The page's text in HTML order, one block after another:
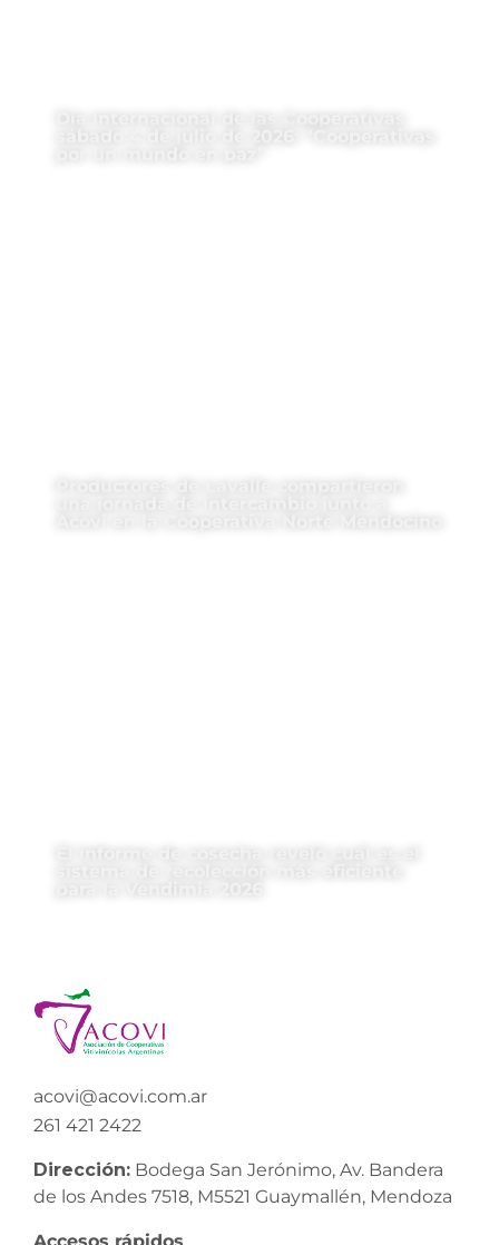
Día Internacional de las Cooperativas
acovi@acovi.com.ar
261 421 2422
Dirección: Bodega San Jerónimo, Av. Bandera
de los Andes 7518, M5521 Guaymallén, Mendoza